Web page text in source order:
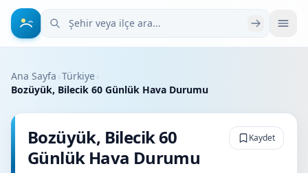
Şehir veya ilçe ara
Ana Sayfa ›Türkiye›
Bozüyük, Bilecik 60 Günlük Hava Durumu
Bozüyük, Bilecik 60
Günlük Hava Durumu
Kaydet